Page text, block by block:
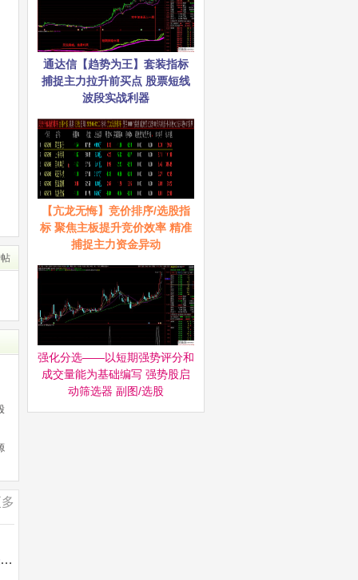
通达信【交易核心V8.1】龙头中军核心的定义指标 不停打磨且经实战 配备龙头抱团选股
通达信【趋势为王】套装指标
捕捉主力拉升前买点 股票短线
波段实战利器
【亢龙无悔】竞价排序/选股指
标 聚焦主板提升竞价效率 精准
捕捉主力资金异动
强化分选——以短期强势评分和
成交量能为基础编写 强势股启
动筛选器‌ 副图/选股